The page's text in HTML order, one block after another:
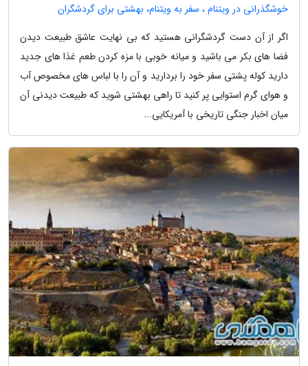
خوشگذرانی در ویتنام ، سفر به ویتنام، بهشتی برای گردشگران
اگر از آن دست گردشگرانی هستید که بی نهایت عاشق طبیعت دیدن
فضا های بکر می باشید و میانه خوبی با مزه کردن طعم غذا های جدید
دارید کوله پشتی سفر خود را بردارید و آن را با لباس های مخصوص آب
و هوای گرم استوایی پر کنید تا راهی بهشتی شوید که طبیعت دیدنی آن
میان اخبار جنگی تاریخی با آمریکایی...